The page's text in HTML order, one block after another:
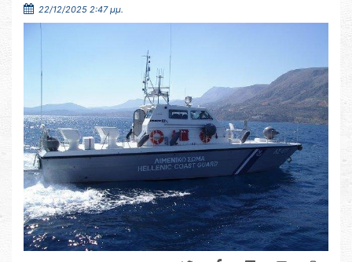
22/12/2025 2:47 μμ.